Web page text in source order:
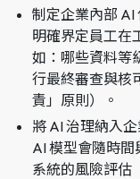
制定企業內部 AI
明確界定員工在
如：哪些資料等
行最終審查與核
責」原則）。
將 AI 治理納入
AI 模型會隨時
系統的風險評估